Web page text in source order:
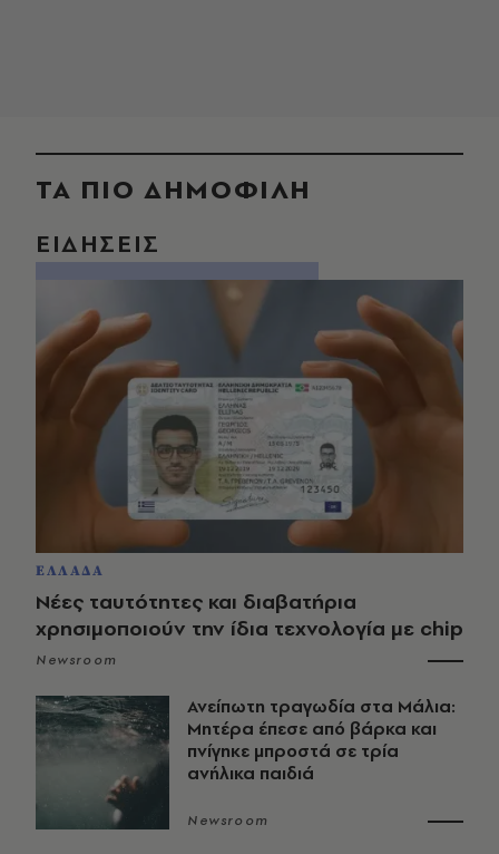
ΤΑ ΠΙΟ ΔΗΜΟΦΙΛΗ
ΕΙΔΗΣΕΙΣ
ΕΛΛΑΔΑ
Νέες ταυτότητες και διαβατήρια
χρησιμοποιούν την ίδια τεχνολογία με chip
Newsroom
Ανείπωτη τραγωδία στα Μάλια:
Μητέρα έπεσε από βάρκα και
πνίγηκε μπροστά σε τρία
ανήλικα παιδιά
Newsroom